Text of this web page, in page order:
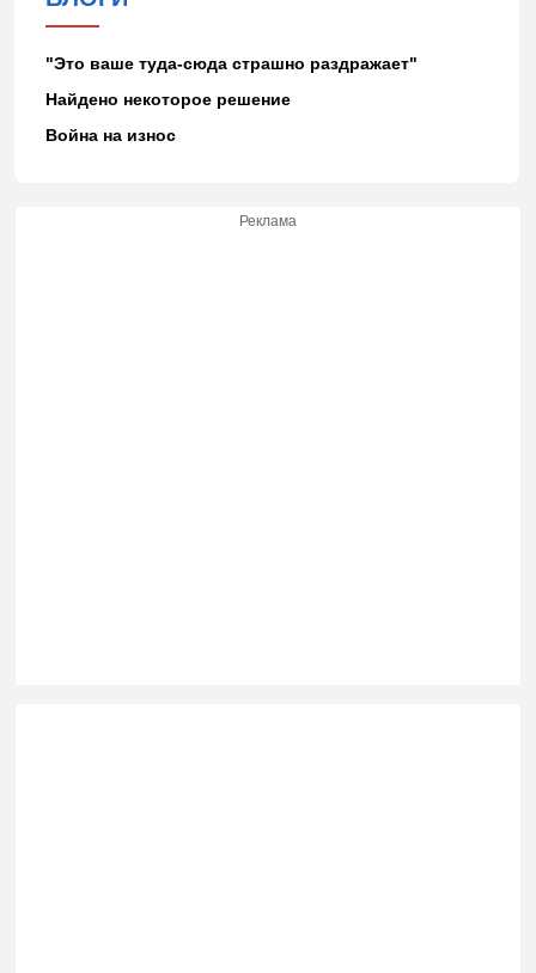
"Это ваше туда-сюда страшно раздражает"
Найдено некоторое решение
Война на износ
Реклама